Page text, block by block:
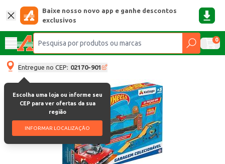
Baixe nosso novo app e ganhe descontos
exclusivos
0
Entregue no CEP: 02170-901
Escolha uma loja ou informe seu
CEP para ver ofertas da sua
região
INFORMAR LOCALIZAÇÃO